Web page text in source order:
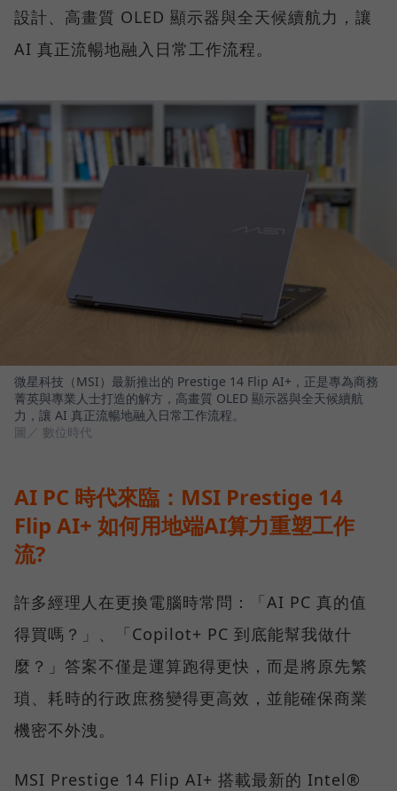
設計、高畫質 OLED 顯示器與全天候續航力，讓
AI 真正流暢地融入日常工作流程。
微星科技（MSI）最新推出的 Prestige 14 Flip AI+，正是專為商務
菁英與專業人士打造的解方，高畫質 OLED 顯示器與全天候續航
力，讓 AI 真正流暢地融入日常工作流程。
圖／ 數位時代
AI PC 時代來臨：MSI Prestige 14
Flip AI+ 如何用地端AI算力重塑工作
流?
許多經理人在更換電腦時常問：「AI PC 真的值
得買嗎？」、「Copilot+ PC 到底能幫我做什
麼？」答案不僅是運算跑得更快，而是將原先繁
瑣、耗時的行政庶務變得更高效，並能確保商業
機密不外洩。
MSI Prestige 14 Flip AI+ 搭載最新的 Intel®